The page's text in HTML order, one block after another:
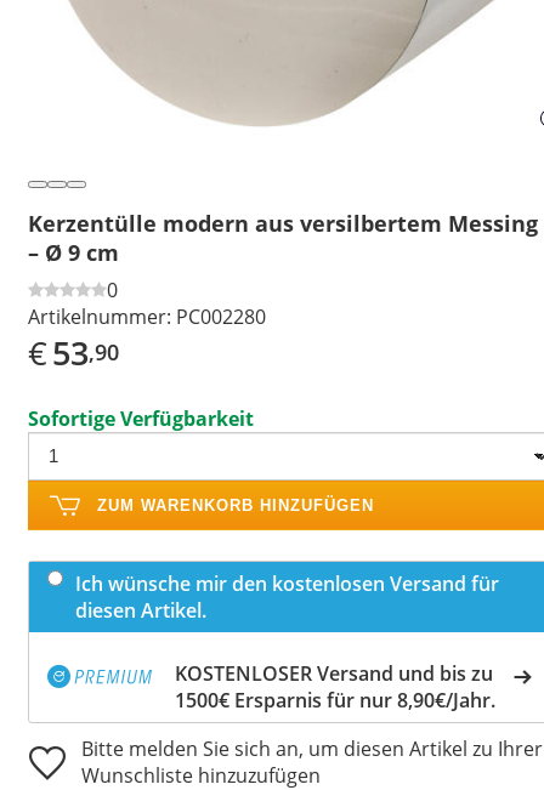
Kerzentülle modern aus versilbertem Messing
– Ø 9 cm
0
Artikelnummer: PC002280
€53,90
Sofortige Verfügbarkeit
ZUM WARENKORB HINZUFÜGEN
Ich wünsche mir den kostenlosen Versand für
diesen Artikel.
KOSTENLOSER Versand und bis zu
1500€ Ersparnis für nur 8,90€/Jahr.
Bitte melden Sie sich an, um diesen Artikel zu Ihrer
Wunschliste hinzuzufügen